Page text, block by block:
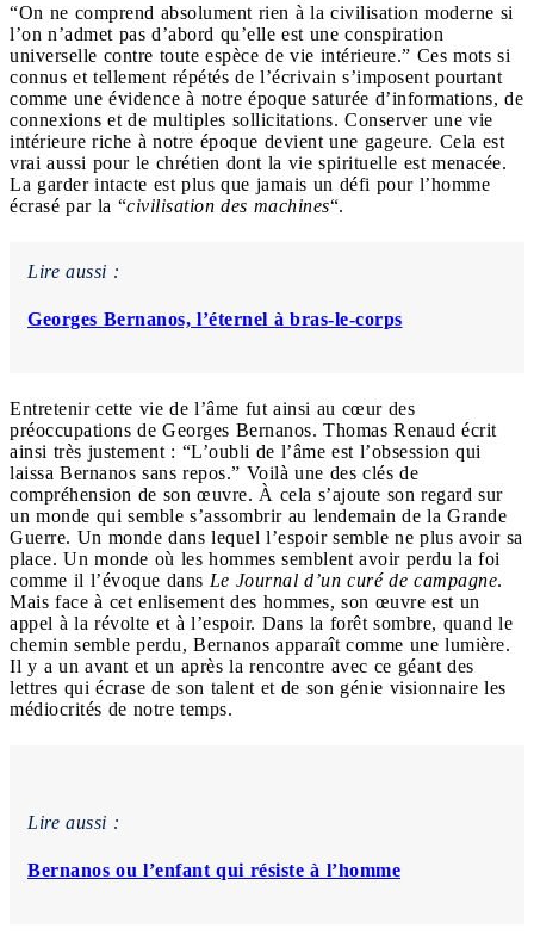
“On ne comprend absolument rien à la civilisation moderne si
l’on n’admet pas d’abord qu’elle est une conspiration
universelle contre toute espèce de vie intérieure.” Ces mots si
connus et tellement répétés de l’écrivain s’imposent pourtant
comme une évidence à notre époque saturée d’informations, de
connexions et de multiples sollicitations. Conserver une vie
intérieure riche à notre époque devient une gageure. Cela est
vrai aussi pour le chrétien dont la vie spirituelle est menacée.
La garder intacte est plus que jamais un défi pour l’homme
écrasé par la “civilisation des machines“.
Lire aussi :
Georges Bernanos, l’éternel à bras-le-corps
Entretenir cette vie de l’âme fut ainsi au cœur des
préoccupations de Georges Bernanos. Thomas Renaud écrit
ainsi très justement : “L’oubli de l’âme est l’obsession qui
laissa Bernanos sans repos.” Voilà une des clés de
compréhension de son œuvre. À cela s’ajoute son regard sur
un monde qui semble s’assombrir au lendemain de la Grande
Guerre. Un monde dans lequel l’espoir semble ne plus avoir sa
place. Un monde où les hommes semblent avoir perdu la foi
comme il l’évoque dans Le Journal d’un curé de campagne.
Mais face à cet enlisement des hommes, son œuvre est un
appel à la révolte et à l’espoir. Dans la forêt sombre, quand le
chemin semble perdu, Bernanos apparaît comme une lumière.
Il y a un avant et un après la rencontre avec ce géant des
lettres qui écrase de son talent et de son génie visionnaire les
médiocrités de notre temps.
Lire aussi :
Bernanos ou l’enfant qui résiste à l’homme